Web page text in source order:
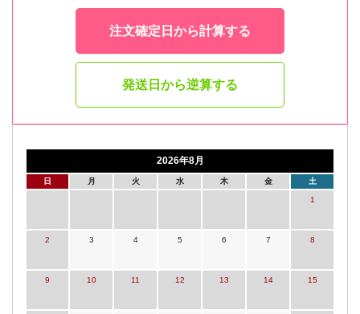
注文確定日から計算する
発送日から逆算する
2026年8月
日 月 火 水 木 金 土
1
2 3 4 5 6 7 8
9 10 11 12 13 14 15